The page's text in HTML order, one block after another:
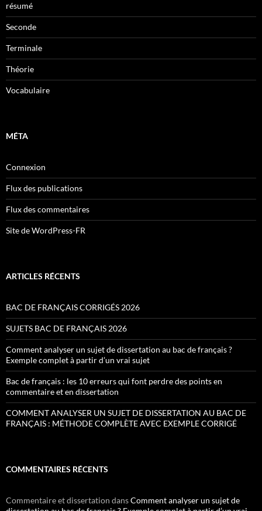
résumé
Seconde
Terminale
Théorie
Vocabulaire
MÉTA
Connexion
Flux des publications
Flux des commentaires
Site de WordPress-FR
ARTICLES RÉCENTS
BAC DE FRANÇAIS CORRIGÉS 2026
SUJETS BAC DE FRANÇAIS 2026
Comment analyser un sujet de dissertation au bac de français ?
Exemple complet à partir d’un vrai sujet
Bac de français : les 10 erreurs qui font perdre des points en
commentaire et en dissertation
COMMENT ANALYSER UN SUJET DE DISSERTATION AU BAC DE
FRANÇAIS : MÉTHODE COMPLÈTE AVEC EXEMPLE CORRIGÉ
COMMENTAIRES RÉCENTS
Commentaire et dissertation dansComment analyser un sujet de